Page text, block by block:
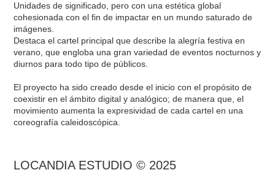
Unidades de significado, pero con una estética global
cohesionada con el fin de impactar en un mundo saturado de
imágenes.
Destaca el cartel principal que describe la alegría festiva en
verano, que engloba una gran variedad de eventos nocturnos y
diurnos para todo tipo de públicos.
El proyecto ha sido creado desde el inicio con el propósito de
coexistir en el ámbito digital y analógico; de manera que, el
movimiento aumenta la expresividad de cada cartel en una
coreografía caleidoscópica.
LOCANDIA ESTUDIO © 2025